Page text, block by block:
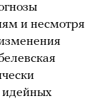
и несмотря
идейных